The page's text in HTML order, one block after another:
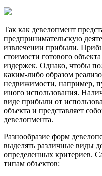
Так как девелопмент
предпринимательскую
извлечении прибыли.
стоимости готового
издержек. Однако, чтобы
каким-либо образом
недвижимости, например,
иного использования.
виде прибыли от
объекта и представляет
девелопмента.
Разнообразие форм
выделять различные виды
определенных критериев.
типам объектов: